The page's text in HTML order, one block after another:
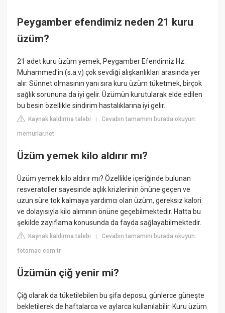
Peygamber efendimiz neden 21 kuru
üzüm?
21 adet kuru üzüm yemek, Peygamber Efendimiz Hz.
Muhammed'in (s.a.v) çok sevdiği alışkanlıkları arasında yer
alır. Sünnet olmasının yanı sıra kuru üzüm tüketmek, birçok
sağlık sorununa da iyi gelir. Üzümün kurutularak elde edilen
bu besin özellikle sindirim hastalıklarına iyi gelir.
Kaynak kaldırma talebi |Cevabın tamamını burada okuyun:
memurlar.net
Üzüm yemek kilo aldırır mı?
Üzüm yemek kilo aldırır mı? Özellikle içeriğinde bulunan
resveratoller sayesinde açlık krizlerinin önüne geçen ve
uzun süre tok kalmaya yardımcı olan üzüm, gereksiz kalori
ve dolayısıyla kilo alımının önüne geçebilmektedir. Hatta bu
şekilde zayıflama konusunda da fayda sağlayabilmektedir.
Kaynak kaldırma talebi |Cevabın tamamını burada okuyun:
fotomac.com.tr
Üzümün çiğ yenir mi?
Çiğ olarak da tüketilebilen bu şifa deposu, günlerce güneşte
bekletilerek de haftalarca ve aylarca kullanılabilir. Kuru üzüm